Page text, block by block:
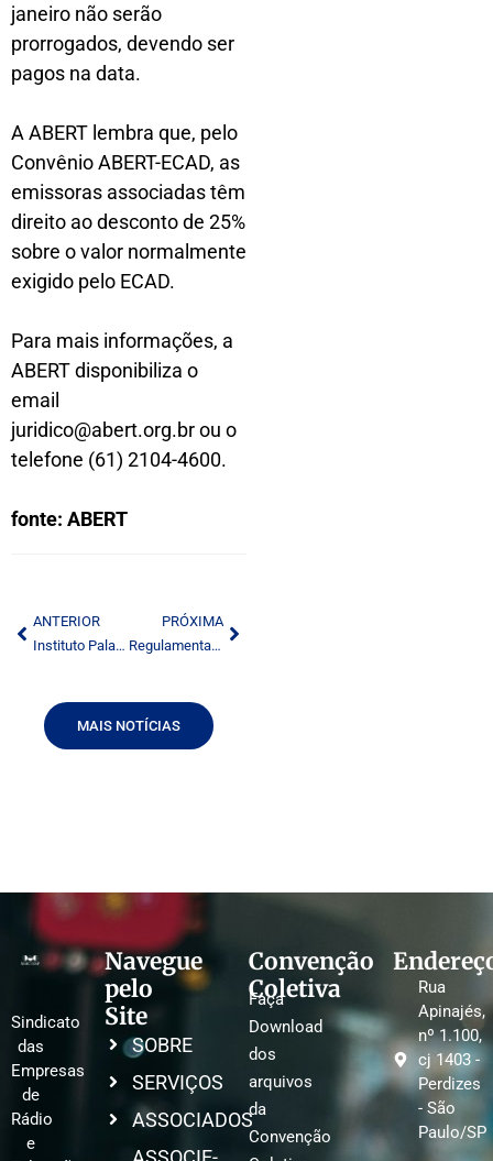
janeiro não serão
prorrogados, devendo ser
pagos na data.
A ABERT lembra que, pelo
Convênio ABERT-ECAD, as
emissoras associadas têm
direito ao desconto de 25%
sobre o valor normalmente
exigido pelo ECAD.
Para mais informações, a
ABERT disponibiliza o
email
juridico@abert.org.br ou o
telefone (61) 2104-4600.
fonte: ABERT
ANTERIOR
Instituto Palavra Aberta oferece guia sobre educação midiática
PRÓXIMA
Regulamentação da reforma tributária traz avanços para radiodifusão
MAIS NOTÍCIAS
Sindicato
das
Empresas
de
Rádio
e
Navegue
pelo
Site
SOBRE
SERVIÇOS
ASSOCIADOS
Convenção
Coletiva
Faça
Download
dos
arquivos
da
Convenção
Rua
Apinajés,
nº 1.100,
cj 1403 -
Perdizes
- São
Paulo/SP